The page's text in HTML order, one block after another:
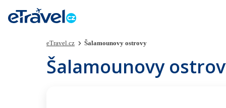
eTravel.cz Šalamounovy ostrovy
Šalamounovy